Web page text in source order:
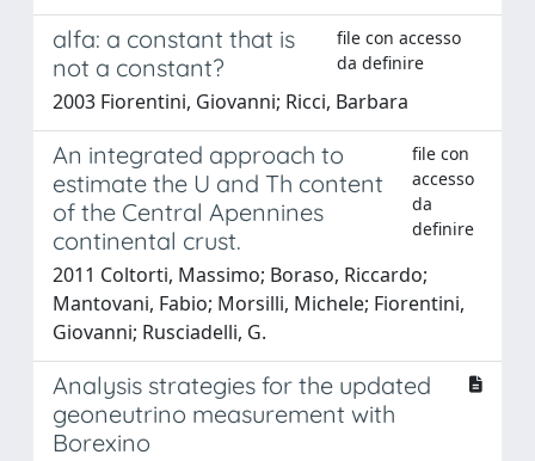
alfa: a constant that is
not a constant?
file con accesso
da definire
2003 Fiorentini, Giovanni; Ricci, Barbara
An integrated approach to
estimate the U and Th content
of the Central Apennines
continental crust.
file con
accesso
da
definire
2011 Coltorti, Massimo; Boraso, Riccardo;
Mantovani, Fabio; Morsilli, Michele; Fiorentini,
Giovanni; Rusciadelli, G.
Analysis strategies for the updated
geoneutrino measurement with
Borexino